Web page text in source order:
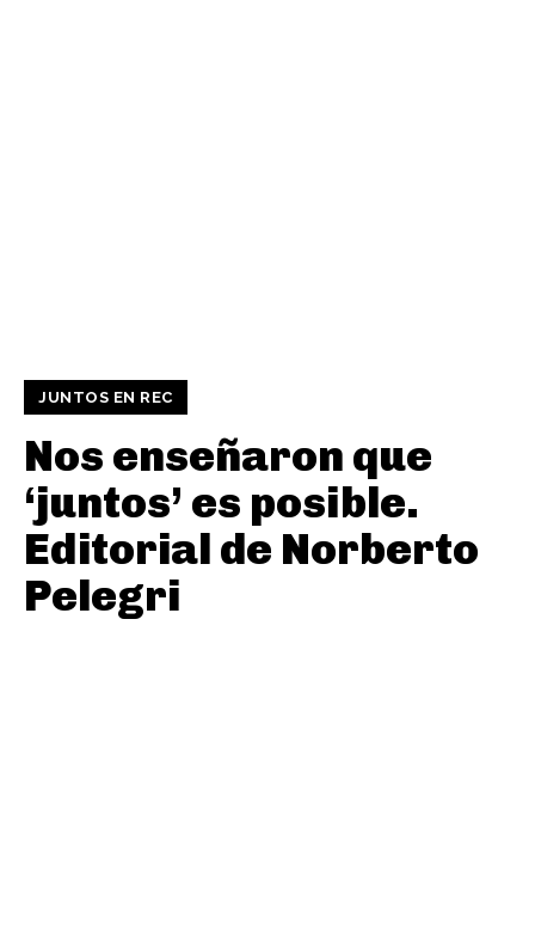
JUNTOS EN REC
Nos enseñaron que
‘juntos’ es posible.
Editorial de Norberto
Pelegri